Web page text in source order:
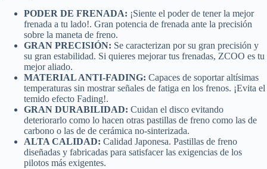
PODER DE FRENADA: ¡Siente el poder de tener la mejor
frenada a tu lado!. Gran potencia de frenada ante la precisión
sobre la maneta de freno.
GRAN PRECISIÓN: Se caracterizan por su gran precisión y
su gran estabilidad. Si quieres mejorar tus frenadas, ZCOO es tu
mejor aliado.
MATERIAL ANTI-FADING: Capaces de soportar altísimas
temperaturas sin mostrar señales de fatiga en los frenos. ¡Evita el
temido efecto Fading!.
GRAN DURABILIDAD: Cuidan el disco evitando
deteriorarlo como lo hacen otras pastillas de freno como las de
carbono o las de de cerámica no-sinterizada.
ALTA CALIDAD: Calidad Japonesa. Pastillas de freno
diseñadas y fabricadas para satisfacer las exigencias de los
pilotos más exigentes.